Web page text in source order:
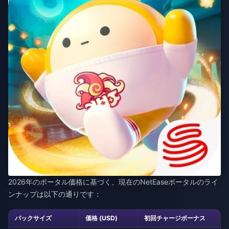
2026年のポータル価格に基づく、現在のNetEaseポータルのライ
ンナップは以下の通りです：
パックサイズ 価格 (USD) 初回チャージボーナス